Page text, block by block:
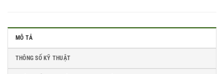
MÔ TẢ
THÔNG SỐ KỸ THUẬT